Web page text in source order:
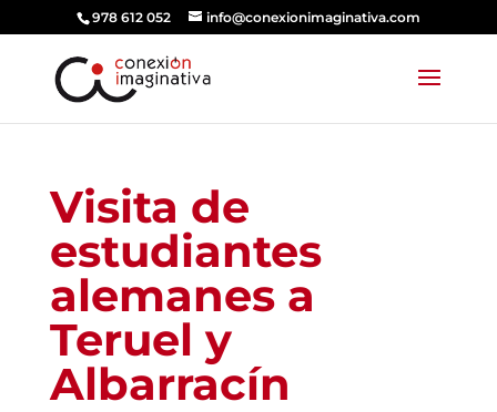
978 612 052 info@conexionimaginativa.com
Visita de
estudiantes
alemanes a
Teruel y
Albarracín